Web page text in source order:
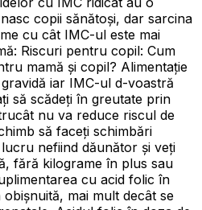
copii sănătoși, dar sarcina
cu cât IMC-ul este mai
Riscuri pentru copil: Cum
mamă și copil? Alimentație
iar IMC-ul d-voastră
să scădeți în greutate prin
nu va reduce riscul de
să faceți schimbări
nefiind dăunător și veți
fără kilograme în plus sau
cu acid folic în
mai mult decât se